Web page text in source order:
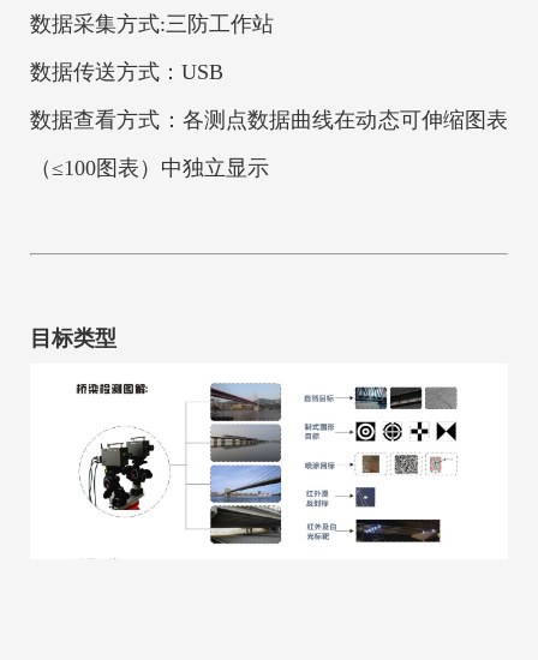
数据采集方式:三防工作站
数据传送方式：USB
数据查看方式：各测点数据曲线在动态可伸缩图表
（≤100图表）中独立显示
目标类型